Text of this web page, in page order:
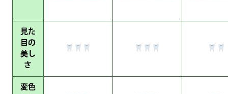
見た
目の
美し
さ
変色